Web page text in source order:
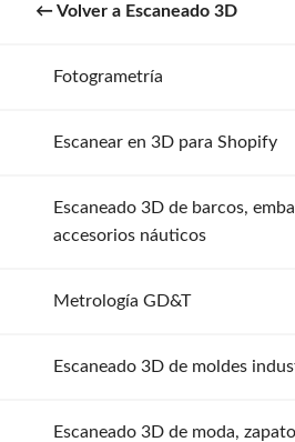
Escaneado 3D
Fotogrametría
Escanear en 3D para Shopify
Escaneado 3D de barcos,
accesorios náuticos
Metrología GD&T
Escaneado 3D de moldes
Escaneado 3D de moda,